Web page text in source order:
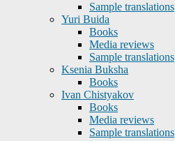
Sample translations
Yuri Buida
Books
Media reviews
Sample translations
Ksenia Buksha
Books
Ivan Chistyakov
Books
Media reviews
Sample translations